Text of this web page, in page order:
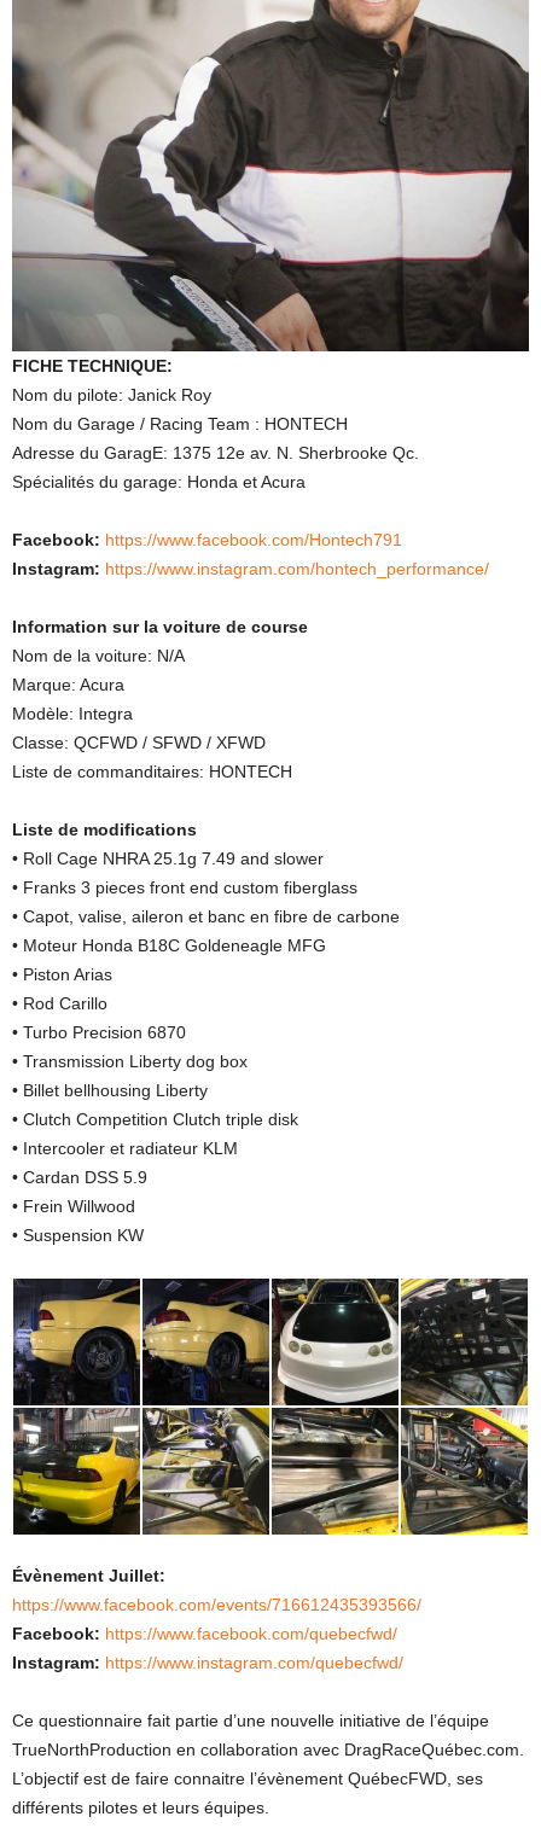
FICHE TECHNIQUE:
Nom du pilote: Janick Roy
Nom du Garage / Racing Team : HONTECH
Adresse du GaragE: 1375 12e av. N. Sherbrooke Qc.
Spécialités du garage: Honda et Acura
Facebook: https://www.facebook.com/Hontech791
Instagram: https://www.instagram.com/hontech_performance/
Information sur la voiture de course
Nom de la voiture: N/A
Marque: Acura
Modèle: Integra
Classe: QCFWD / SFWD / XFWD
Liste de commanditaires: HONTECH
Liste de modifications
• Roll Cage NHRA 25.1g 7.49 and slower
• Franks 3 pieces front end custom fiberglass
• Capot, valise, aileron et banc en fibre de carbone
• Moteur Honda B18C Goldeneagle MFG
• Piston Arias
• Rod Carillo
• Turbo Precision 6870
• Transmission Liberty dog box
• Billet bellhousing Liberty
• Clutch Competition Clutch triple disk
• Intercooler et radiateur KLM
• Cardan DSS 5.9
• Frein Willwood
• Suspension KW
Évènement Juillet:
https://www.facebook.com/events/716612435393566/
Facebook: https://www.facebook.com/quebecfwd/
Instagram: https://www.instagram.com/quebecfwd/
Ce questionnaire fait partie d’une nouvelle initiative de l’équipe
TrueNorthProduction en collaboration avec DragRaceQuébec.com.
L’objectif est de faire connaitre l’évènement QuébecFWD, ses
différents pilotes et leurs équipes.